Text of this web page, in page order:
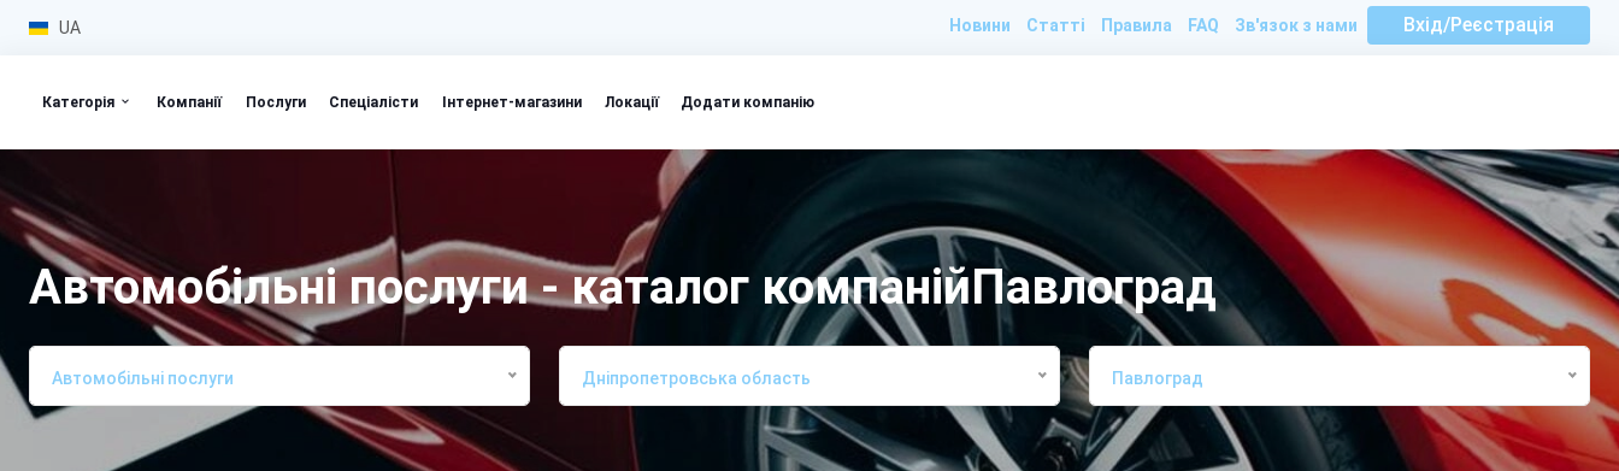
UA Новини Статті Правила FAQ Зв'язок з нами Вхід/Реєстрація
Категорія Компанії Послуги Спеціалісти Інтернет-магазини Локації Додати компанію
Автомобільні послуги - каталог компанійПавлоград
Автомобільні послуги Дніпропетровська область Павлоград